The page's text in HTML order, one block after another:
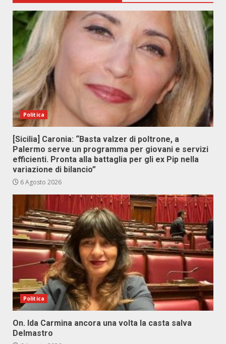
Politica
[Sicilia] Caronia: “Basta valzer di poltrone, a
Palermo serve un programma per giovani e servizi
efficienti. Pronta alla battaglia per gli ex Pip nella
variazione di bilancio”
6 Agosto 2026
Politica
On. Ida Carmina ancora una volta la casta salva
Delmastro